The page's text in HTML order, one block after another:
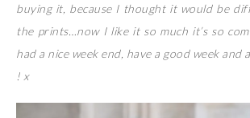
buying it, because I thought it would be
the prints…now I like it so much it’s so
had a nice week end, have a good week and
! x